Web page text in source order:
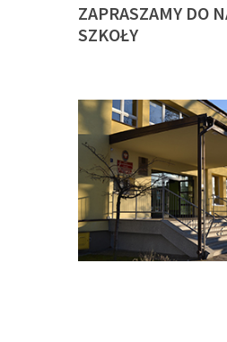
ZAPRASZAMY DO
SZKOŁY